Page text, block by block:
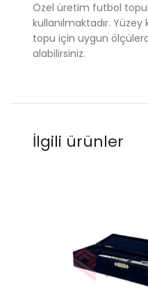
Özel üretim futbol topu
kullanılmaktadır.
topu için uygun
alabilirsiniz.
İlgili ürünler